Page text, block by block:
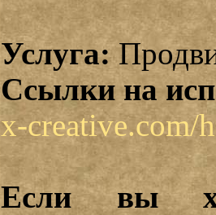
Услуга:
Ссылки на
x-creative.com/
Если вы